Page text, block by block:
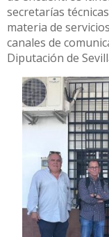
secretarías
materia de
canales de
Diputación de